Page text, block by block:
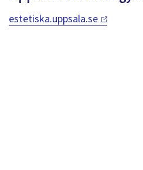
estetiska.uppsala.se